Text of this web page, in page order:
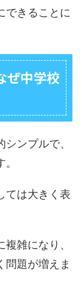
できることに
ぜ中学校
ンプルで、
ては大きく表
雑になり、
問題が増えま